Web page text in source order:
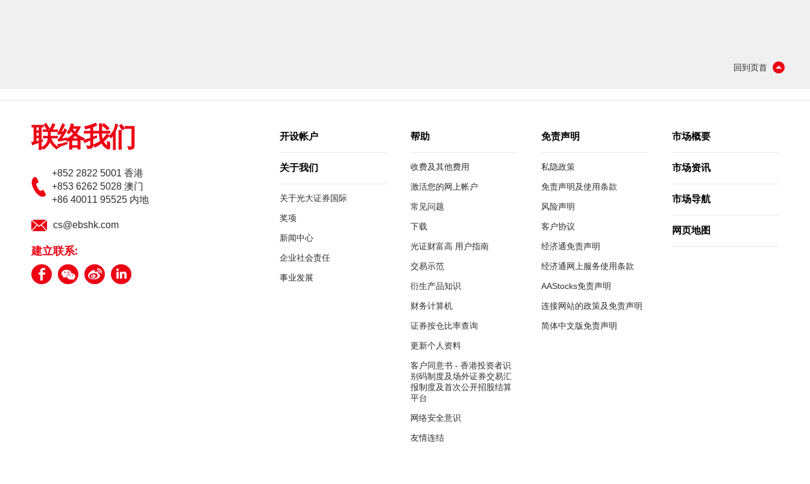
回到页首
联络我们
+852 2822 5001 香港
+853 6262 5028 澳门
+86 40011 95525 内地
cs@ebshk.com
建立联系:
开设帐户
关于我们
关于光大证券国际
奖项
新闻中心
企业社会责任
事业发展
帮助
收费及其他费用
激活您的网上帐户
常见问题
下载
光证财富高 用户指南
交易示范
衍生产品知识
财务计算机
证券按仓比率查询
更新个人资料
客户同意书 - 香港投资者识
别码制度及场外证券交易汇
报制度及首次公开招股结算
平台
网络安全意识
友情连结
免责声明
私隐政策
免责声明及使用条款
风险声明
客户协议
经济通免责声明
经济通网上服务使用条款
AAStocks免责声明
连接网站的政策及免责声明
简体中文版免责声明
市场概要
市场资讯
市场导航
网页地图